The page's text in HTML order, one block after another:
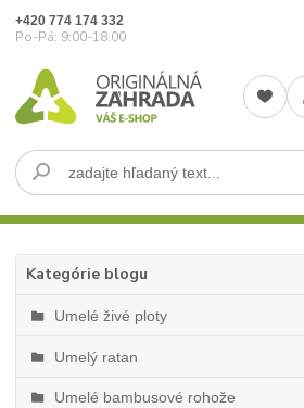
+420 774 174 332
Po-Pá: 9:00-18:00
Kategórie blogu
Umelé živé ploty
Umelý ratan
Umelé bambusové rohože